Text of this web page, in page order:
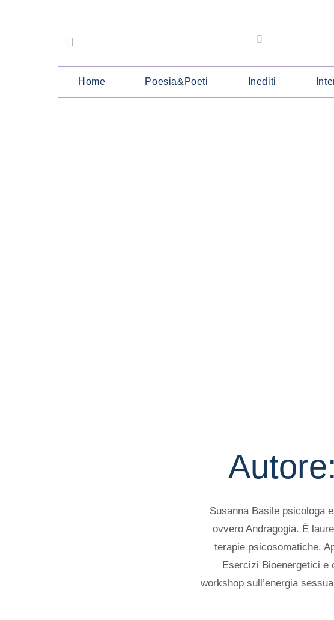
Home Poesia&Poeti Inediti
Autore:
Susanna Basile psicologa
ovvero Andragogia. È
terapie psicosomatiche.
Esercizi Bioenergetici e
workshop sull’energia